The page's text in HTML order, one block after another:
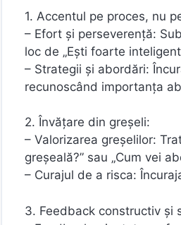
1. Accentul pe proces, nu
– Efort și perseverență:
loc de „Ești foarte
– Strategii și abordări:
recunoscând importanța
2. Învățare din greșeli:
– Valorizarea greșelilor:
greșeală?” sau „Cum vei
– Curajul de a risca:
3. Feedback constructiv și